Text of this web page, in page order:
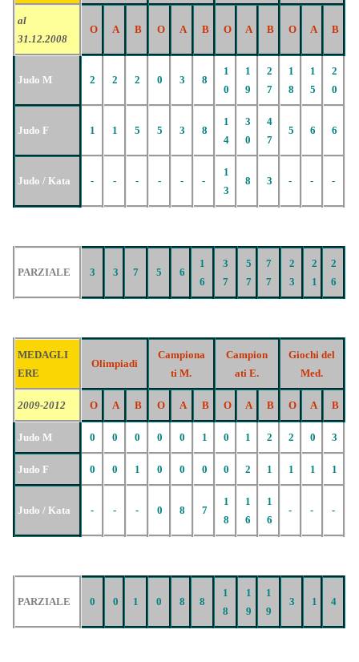
al
31.12.2008
O A B O A B O A B O A B
Judo M 2 2 2 0 3 8
1
0
1
9
2
7
1
8
1
5
2
0
Judo F 1 1 5 5 3 8
1
4
3
0
4
7
5 6 6
Judo / Kata - - - - - -
1
3
8 3 - - -
PARZIALE 3 3 7 5 6
1
6
3
7
5
7
7
7
2
3
2
1
2
6
MEDAGLI
ERE
Olimpiadi
Campiona
ti M.
Campion
ati E.
Giochi del
Med.
2009-2012 O A B O A B O A B O A B
Judo M 0 0 0 0 0 1 0 1 2 2 0 3
Judo F 0 0 1 0 0 0 0 2 1 1 1 1
Judo / Kata - - - 0 8 7
1
8
1
6
1
6
- - -
PARZIALE 0 0 1 0 8 8
1
8
1
9
1
9
3 1 4